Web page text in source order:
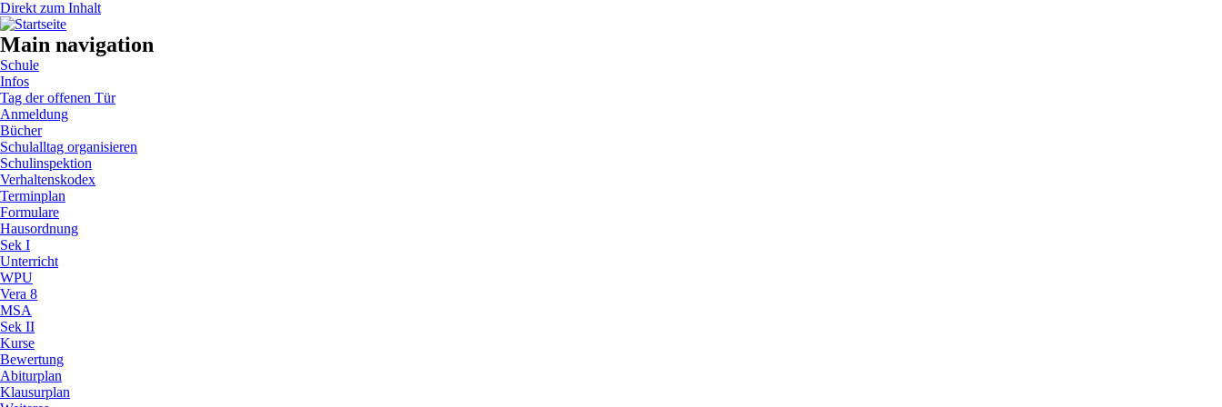
Direkt zum Inhalt
Main navigation
Schule
Infos
Tag der offenen Tür
Anmeldung
Bücher
Schulalltag organisieren
Schulinspektion
Verhaltenskodex
Terminplan
Formulare
Hausordnung
Sek I
Unterricht
WPU
Vera 8
MSA
Sek II
Kurse
Bewertung
Abiturplan
Klausurplan